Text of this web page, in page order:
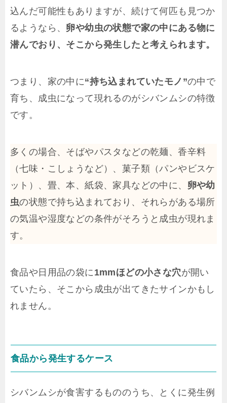
込んだ可能性もありますが、続けて何匹も見つか
るようなら、 卵や幼虫の状態で家の中にある物に
潜んでおり、そこから発生したと考えられます。
つまり、家の中に“持ち込まれていたモノ”の中で
育ち、成虫になって現れるのがシバンムシの特徴
です。
多くの場合、そばやパスタなどの乾麺、香辛料
（七味・こしょうなど）、菓子類（パンやビスケ
ット）、畳、本、紙袋、家具などの中に、 卵や幼
虫の状態で持ち込まれており、それらがある場所
の気温や湿度などの条件がそろうと成虫が現れま
す。
食品や日用品の袋に 1mmほどの小さな穴が開い
ていたら、そこから成虫が出てきたサインかもし
れません。
食品から発生するケース
シバンムシが食害するもののうち、とくに発生例